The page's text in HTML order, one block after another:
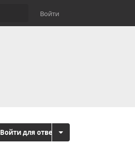
Войти
Войти для ответа